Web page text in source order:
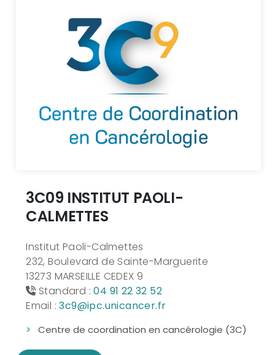
3C09 INSTITUT PAOLI-
CALMETTES
Institut Paoli-Calmettes
232, Boulevard de Sainte-Marguerite
13273 MARSEILLE CEDEX 9
Standard :04 91 22 32 52
Email :3c9@ipc.unicancer.fr
Centre de coordination en cancérologie (3C)